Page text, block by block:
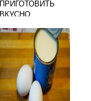
ПРИГОТОВИТЬ
ВКУСНО
СВИНУЮ В
ДУХОВКЕ СОЧНО
ФОЛЬГЕ